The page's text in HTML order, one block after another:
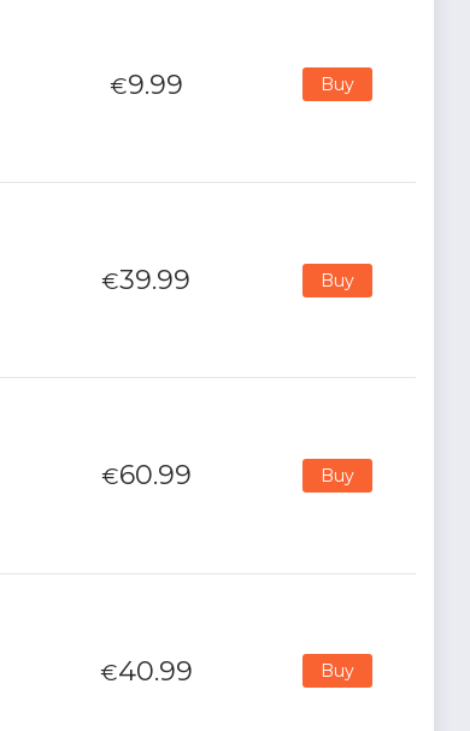
€9.99 Buy
€39.99 Buy
€60.99 Buy
€40.99 Buy